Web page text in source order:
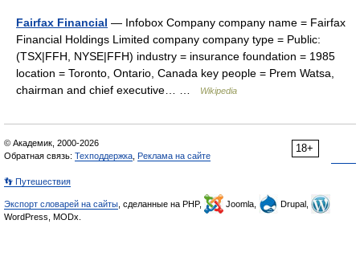
Fairfax Financial — Infobox Company company name = Fairfax
Financial Holdings Limited company company type = Public:
(TSX|FFH, NYSE|FFH) industry = insurance foundation = 1985
location = Toronto, Ontario, Canada key people = Prem Watsa,
chairman and chief executive… …
Wikipedia
18+
© Академик, 2000-2026
Обратная связь: Техподдержка Реклама на сайте
👣 Путешествия
Экспорт словарей на сайты , сделанные на PHP, Joomla,
Drupal,
WordPress, MODx.